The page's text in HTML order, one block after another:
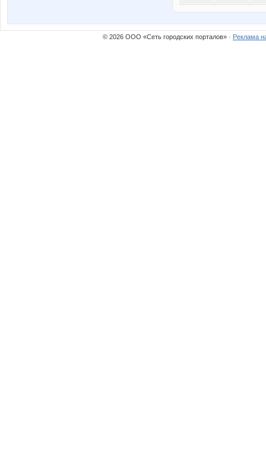
© 2026 ООО «Сеть городских порталов» · Реклама